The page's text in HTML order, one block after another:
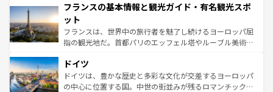
ませてくれるイタリアで、忘れられない旅をしてみよう！
なお、新着のイタリア情報は
しい。
文化が根付くこの国では、情熱的なフラメンコ、熱気あふ
れる闘牛、そして美味しいタパスが生活の一部となってい
る。首都マドリードの洗練された雰囲気や、バルセロナの
アートに溢れた街角から、地方では古代ローマ遺跡や中世
せる。地方によって風土や気候が異なるスペインはその個
性で訪れる人を魅了する。 なお、新着のスペイン情報は コ
ンテンツ一覧を参照してほしい。
フランスの基本情報と観光ガイド・有名観光スポ
ット
フランスは、世界中の旅行者を魅了し続けるヨーロッパ屈
指の観光地だ。首都パリのエッフェル塔やルーブル美術館
で、幅広い魅力が詰まっている。華麗な宮殿、歴史的な大
聖堂、美しいビーチ、そして豊かな自然が、訪れる者を心
から魅了する。また、フランスは美食の国としても知ら
ドイツ
ドイツは、豊かな歴史と多彩な文化が交差するヨーロッパ
の中心に位置する国。中世の街並みが残るロマンチック街